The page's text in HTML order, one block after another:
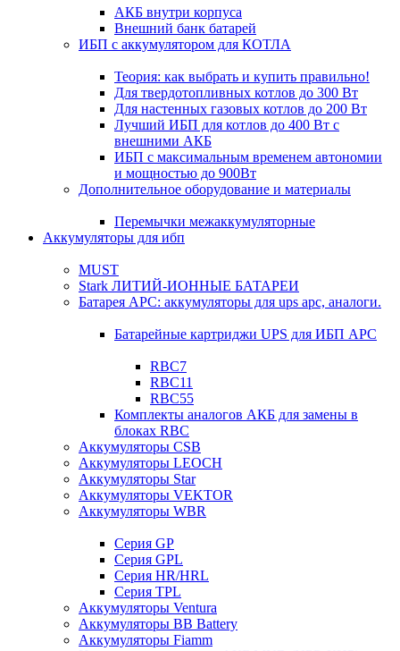
АКБ внутри корпуса
Внешний банк батарей
ИБП с аккумулятором для КОТЛА
Теория: как выбрать и купить правильно!
Для твердотопливных котлов до 300 Вт
Для настенных газовых котлов до 200 Вт
Лучший ИБП для котлов до 400 Вт с
внешними АКБ
ИБП с максимальным временем автономии
и мощностью до 900Вт
Дополнительное оборудование и материалы
Перемычки межаккумуляторные
Аккумуляторы для ибп
MUST
Stark ЛИТИЙ-ИОННЫЕ БАТАРЕИ
Батарея APC: аккумуляторы для ups apc, аналоги.
Батарейные картриджи UPS для ИБП APC
RBC7
RBC11
RBC55
Комплекты аналогов АКБ для замены в
блоках RBC
Аккумуляторы CSB
Аккумуляторы LEOCH
Аккумуляторы Star
Аккумуляторы VEKTOR
Аккумуляторы WBR
Cерия GP
Серия GPL
Серия HR/HRL
Серия TPL
Аккумуляторы Ventura
Аккумуляторы BB Battery
Аккумуляторы Fiamm